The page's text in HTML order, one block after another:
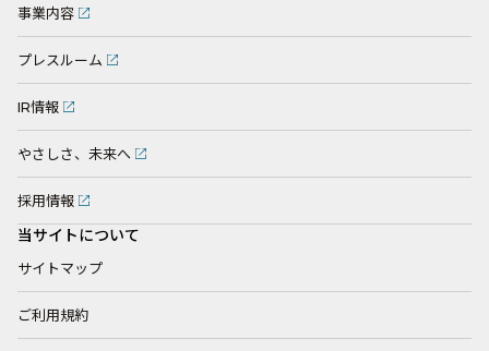
事業内容
プレスルーム
IR情報
やさしさ、未来へ
採用情報
当サイトについて
サイトマップ
ご利用規約